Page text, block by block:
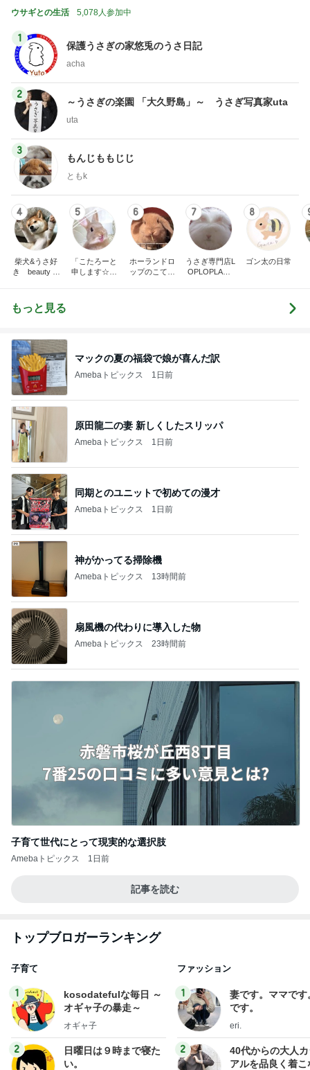
ウサギとの生活 5,078人参加中
1
保護うさぎの家悠兎のうさ日記
acha
2
～うさぎの楽園 「大久野島」～ うさぎ写真家uta
uta
3
もんじももじじ
ともk
4
柴犬&うさ好
き beauty pr
5
「こたろーと
申します☆」
6
ホーランドロ
ップのこてつ
7
うさぎ専門店L
OPLOPLAND
8
ゴン太の日常
もっと見る
マックの夏の福袋で娘が喜んだ訳
Amebaトピックス 1日前
原田龍二の妻 新しくしたスリッパ
Amebaトピックス 1日前
同期とのユニットで初めての漫才
Amebaトピックス 1日前
神がかってる掃除機
Amebaトピックス 13時間前
扇風機の代わりに導入した物
Amebaトピックス 23時間前
子育て世代にとって現実的な選択肢
Amebaトピックス 1日前
記事を読む
トップブロガーランキング
子育て
1
kosodatefulな毎日 ～
オギャ子の暴走～
オギャ子
2
日曜日は９時まで寝た
い。
ファッション
1
妻です。ママです
です。
eri.
2
40代からの大人
アルを品良く着こ